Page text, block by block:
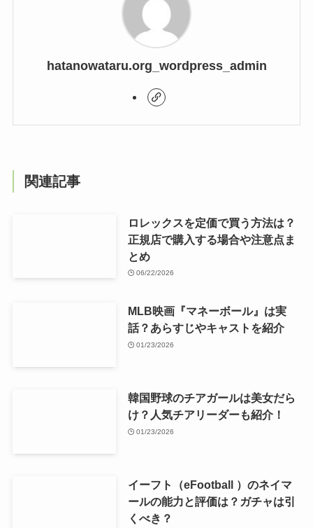
hatanowataru.org_wordpress_admin
関連記事
ロレックスを定価で買う方法は？
正規店で購入する場合や注意点ま
とめ
06/22/2026
MLB映画『マネーボール』は実
話？あらすじやキャストを紹介
01/23/2026
韓国野球のチアガールは美女だら
け？人気チアリーダーも紹介！
01/23/2026
イーフト（eFootball ）のネイマ
ールの能力と評価は？ガチャは引
くべき？